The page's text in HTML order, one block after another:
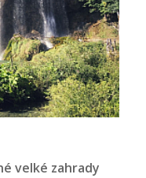
velké zahrady